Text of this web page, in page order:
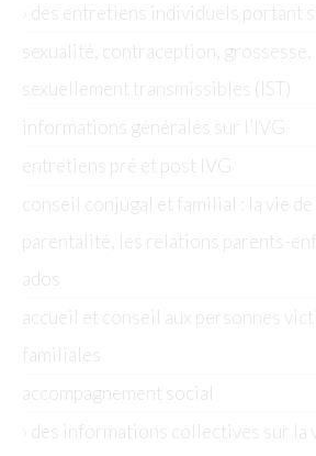
› des entretiens individuels portant
sexualité, contraception, grossesse,
sexuellement transmissibles (IST)
informations générales sur l’IVG
entretiens pré et post IVG
conseil conjugal et familial : la vie
parentalité, les relations parents-
ados
accueil et conseil aux personnes
familiales
accompagnement social
› des informations collectives sur